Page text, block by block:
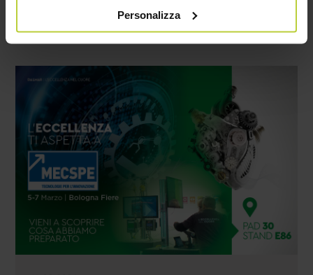
che hanno raccolto in base al tuo utilizzo dei loro servizi.
cookie potranno essere implementati ad esclusione di
sito. Cliccando su “ACCETTA TUTTI” invece accetterai di
implementare tutti i cookie. Chiudendo questo banner
verranno installati i soli cookie necessari al
funzionamento del sito. Per tutte le informazioni complete
ti invitiamo a consultare le "Informazioni sui Cookie" qui
sopra.
Personalizza
hanno indirizzi formativi nell’ambito della Chimica.